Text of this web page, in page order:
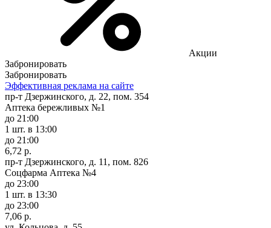
Акции
Забронировать
Забронировать
Эффективная реклама на сайте
пр-т Дзержинского, д. 22, пом. 354
Аптека бережливых №1
до 21:00
1 шт. в 13:00
до 21:00
6,72 р.
пр-т Дзержинского, д. 11, пом. 826
Соцфарма Аптека №4
до 23:00
1 шт. в 13:30
до 23:00
7,06 р.